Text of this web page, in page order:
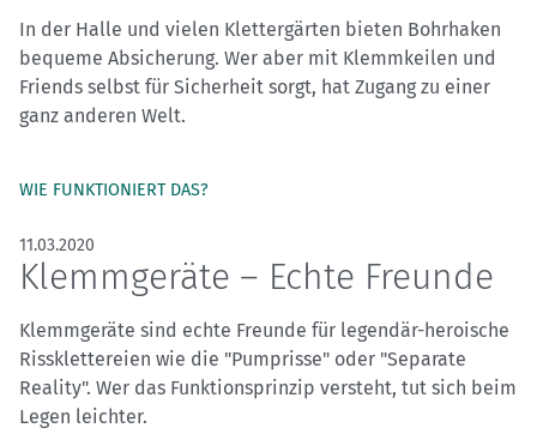
In der Halle und vielen Klettergärten bieten Bohrhaken
bequeme Absicherung. Wer aber mit Klemmkeilen und
Friends selbst für Sicherheit sorgt, hat Zugang zu einer
ganz anderen Welt.
WIE FUNKTIONIERT DAS?
11.03.2020
Klemmgeräte – Echte Freunde
Klemmgeräte sind echte Freunde für legendär-heroische
Rissklettereien wie die "Pumprisse" oder "Separate
Reality". Wer das Funktionsprinzip versteht, tut sich beim
Legen leichter.